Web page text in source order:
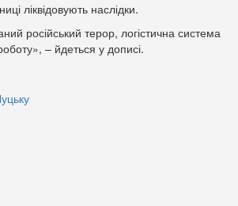
ліквідовують наслідки.
російський терор, логістична система
– йдеться у дописі.